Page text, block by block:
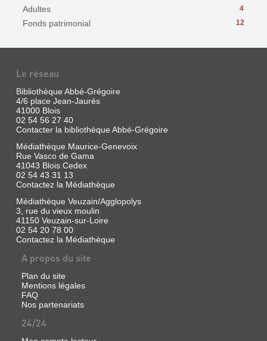
4
Adultes
12
Fonds patrimonial
Le réseau
Bibliothèque Abbé-Grégoire
4/6 place Jean-Jaurès
41000 Blois
02 54 56 27 40
Contacter la bibliothèque Abbé-Grégoire
Médiathèque Maurice-Genevoix
Rue Vasco de Gama
41043 Blois Cedex
02 54 43 31 13
Contactez la Médiathèque
Médiathèque Veuzain/Agglopolys
3, rue du vieux moulin
41150 Veuzain-sur-Loire
02 54 20 78 00
Contactez la Médiathèque
A propos du site
Plan du site
Mentions légales
FAQ
Nos partenariats
24/24